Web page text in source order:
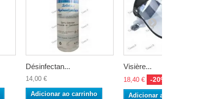
Désinfectan...
14,00 €
Adicionar ao carrinho
Visière...
18,40 € -20%
Adicionar ao carrinho